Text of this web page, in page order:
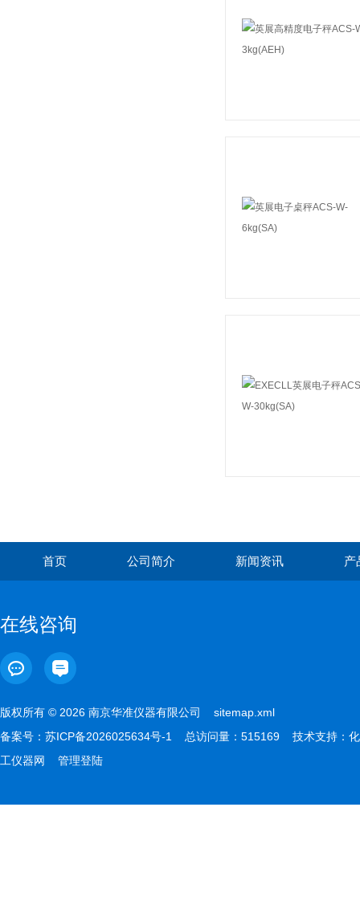
首页 公司简介 新闻资讯 产
在线咨询
版权所有 © 2026 南京华准仪器有限公司 sitemap.xml
备案号： 苏ICP备2026025634号-1 总访问量：515169 技术支持： 化
工仪器网
管理登陆